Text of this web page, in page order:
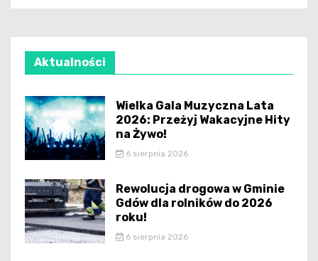
Aktualności
Wielka Gala Muzyczna Lata
2026: Przeżyj Wakacyjne Hity
na Żywo!
6 sierpnia 2026
Rewolucja drogowa w Gminie
Gdów dla rolników do 2026
roku!
6 sierpnia 2026